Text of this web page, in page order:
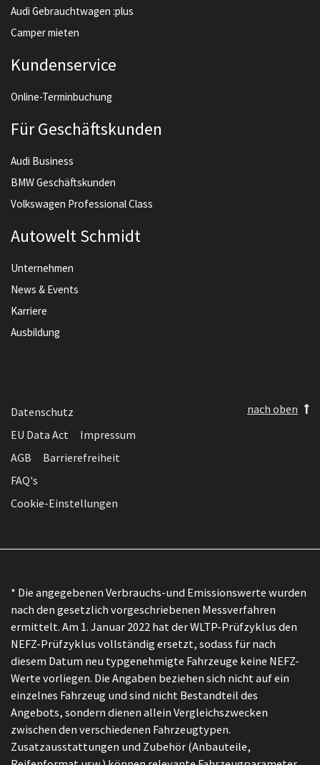
Audi Gebrauchtwagen :plus
Camper mieten
Kundenservice
Online-Terminbuchung
Für Geschäftskunden
Audi Business
BMW Geschäftskunden
Volkswagen Professional Class
Autowelt Schmidt
Unternehmen
News & Events
Karriere
Ausbildung
Datenschutz
EU Data Act
Impressum
AGB
Barrierefreiheit
FAQ's
Cookie-Einstellungen
nach oben
* Die angegebenen Verbrauchs-und Emissionswerte wurden
nach den gesetzlich vorgeschriebenen Messverfahren
ermittelt. Am 1. Januar 2022 hat der WLTP-Prüfzyklus den
NEFZ-Prüfzyklus vollständig ersetzt, sodass für nach
diesem Datum neu typgenehmigte Fahrzeuge keine NEFZ-
Werte vorliegen. Die Angaben beziehen sich nicht auf ein
einzelnes Fahrzeug und sind nicht Bestandteil des
Angebots, sondern dienen allein Vergleichszwecken
zwischen den verschiedenen Fahrzeugtypen.
Zusatzausstattungen und Zubehör (Anbauteile,